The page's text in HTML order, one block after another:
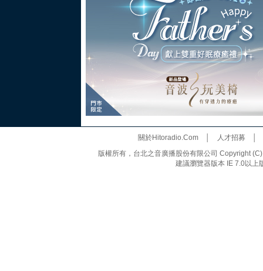
關於Hitoradio.Com│ 人才招募
版權所有，台北之音廣播股份有限公司 Copyright
建議瀏覽器版本 IE 7.0以上